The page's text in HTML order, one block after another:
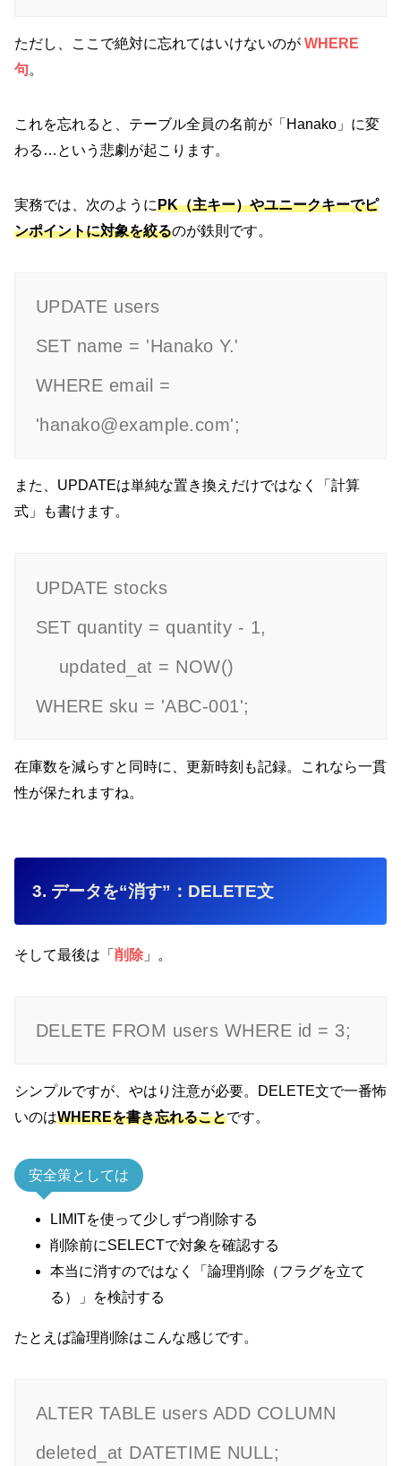
ただし、ここで絶対に忘れてはいけないのが WHERE
句。
これを忘れると、テーブル全員の名前が「Hanako」に変
わる…という悲劇が起こります。
実務では、次のようにPK（主キー）やユニークキーでピ
ンポイントに対象を絞るのが鉄則です。
UPDATE users
SET name = 'Hanako Y.'
WHERE email =
'hanako@example.com';
また、UPDATEは単純な置き換えだけではなく「計算
式」も書けます。
UPDATE stocks
SET quantity = quantity - 1,
在庫数を減らすと同時に、更新時刻も記録。これなら一貫
性が保たれますね。
3. データを“消す”：DELETE文
そして最後は「 削除 」。
DELETE FROM users WHERE id = 3;
シンプルですが、やはり注意が必要。DELETE文で一番怖
いのはWHEREを書き忘れることです。
安全策としては
LIMITを使って少しずつ削除する
削除前にSELECTで対象を確認する
本当に消すのではなく「論理削除（フラグを立て
る）」を検討する
たとえば論理削除はこんな感じです。
ALTER TABLE users ADD COLUMN
deleted_at DATETIME NULL;